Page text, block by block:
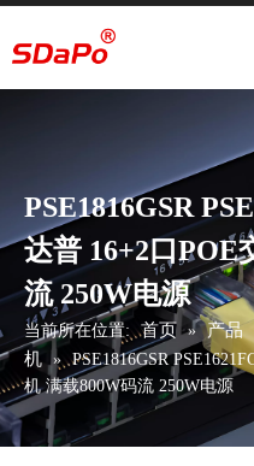
PSE1816GSR
达普 16+2口POE
流 250W电源
当前所在位置: 首页 » 产品
机 » PSE1816GSR
机 满载800W码流 250W电源